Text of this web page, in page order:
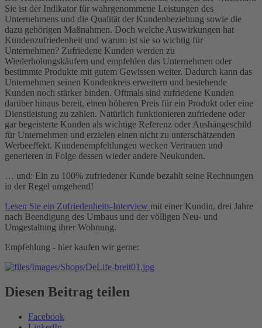
Sie ist der Indikator für wahrgenommene Leistungen des
Unternehmens und die Qualität der Kundenbeziehung sowie die
dazu gehörigen Maßnahmen. Doch welche Auswirkungen hat
Kundenzufriedenheit und warum ist sie so wichtig für
Unternehmen? Zufriedene Kunden werden zu
Wiederholungskäufern und empfehlen das Unternehmen oder
bestimmte Produkte mit gutem Gewissen weiter. Dadurch kann das
Unternehmen seinen Kundenkreis erweitern und bestehende
Kunden noch stärker binden. Oftmals sind zufriedene Kunden
darüber hinaus bereit, einen höheren Preis für ein Produkt oder eine
Dienstleistung zu zahlen. Natürlich funktionieren zufriedene oder
gar begeisterte Kunden als wichtige Referenz oder Aushängeschild
für Unternehmen und erzielen einen nicht zu unterschätzenden
Werbeeffekt. Kundenempfehlungen wecken Vertrauen und
generieren in Folge dessen wieder andere Neukunden.
… und: Ein zu 100% zufriedener Kunde bezahlt seine Rechnungen
in der Regel umgehend!
Lesen Sie ein Zufriedenheits-Interview mit einer Kundin, drei Jahre
nach Beendigung des Umbaus und der völligen Neu- und
Umgestaltung ihrer Wohnung.
Empfehlung - hier kaufen wir gerne:
Diesen Beitrag teilen
Facebook